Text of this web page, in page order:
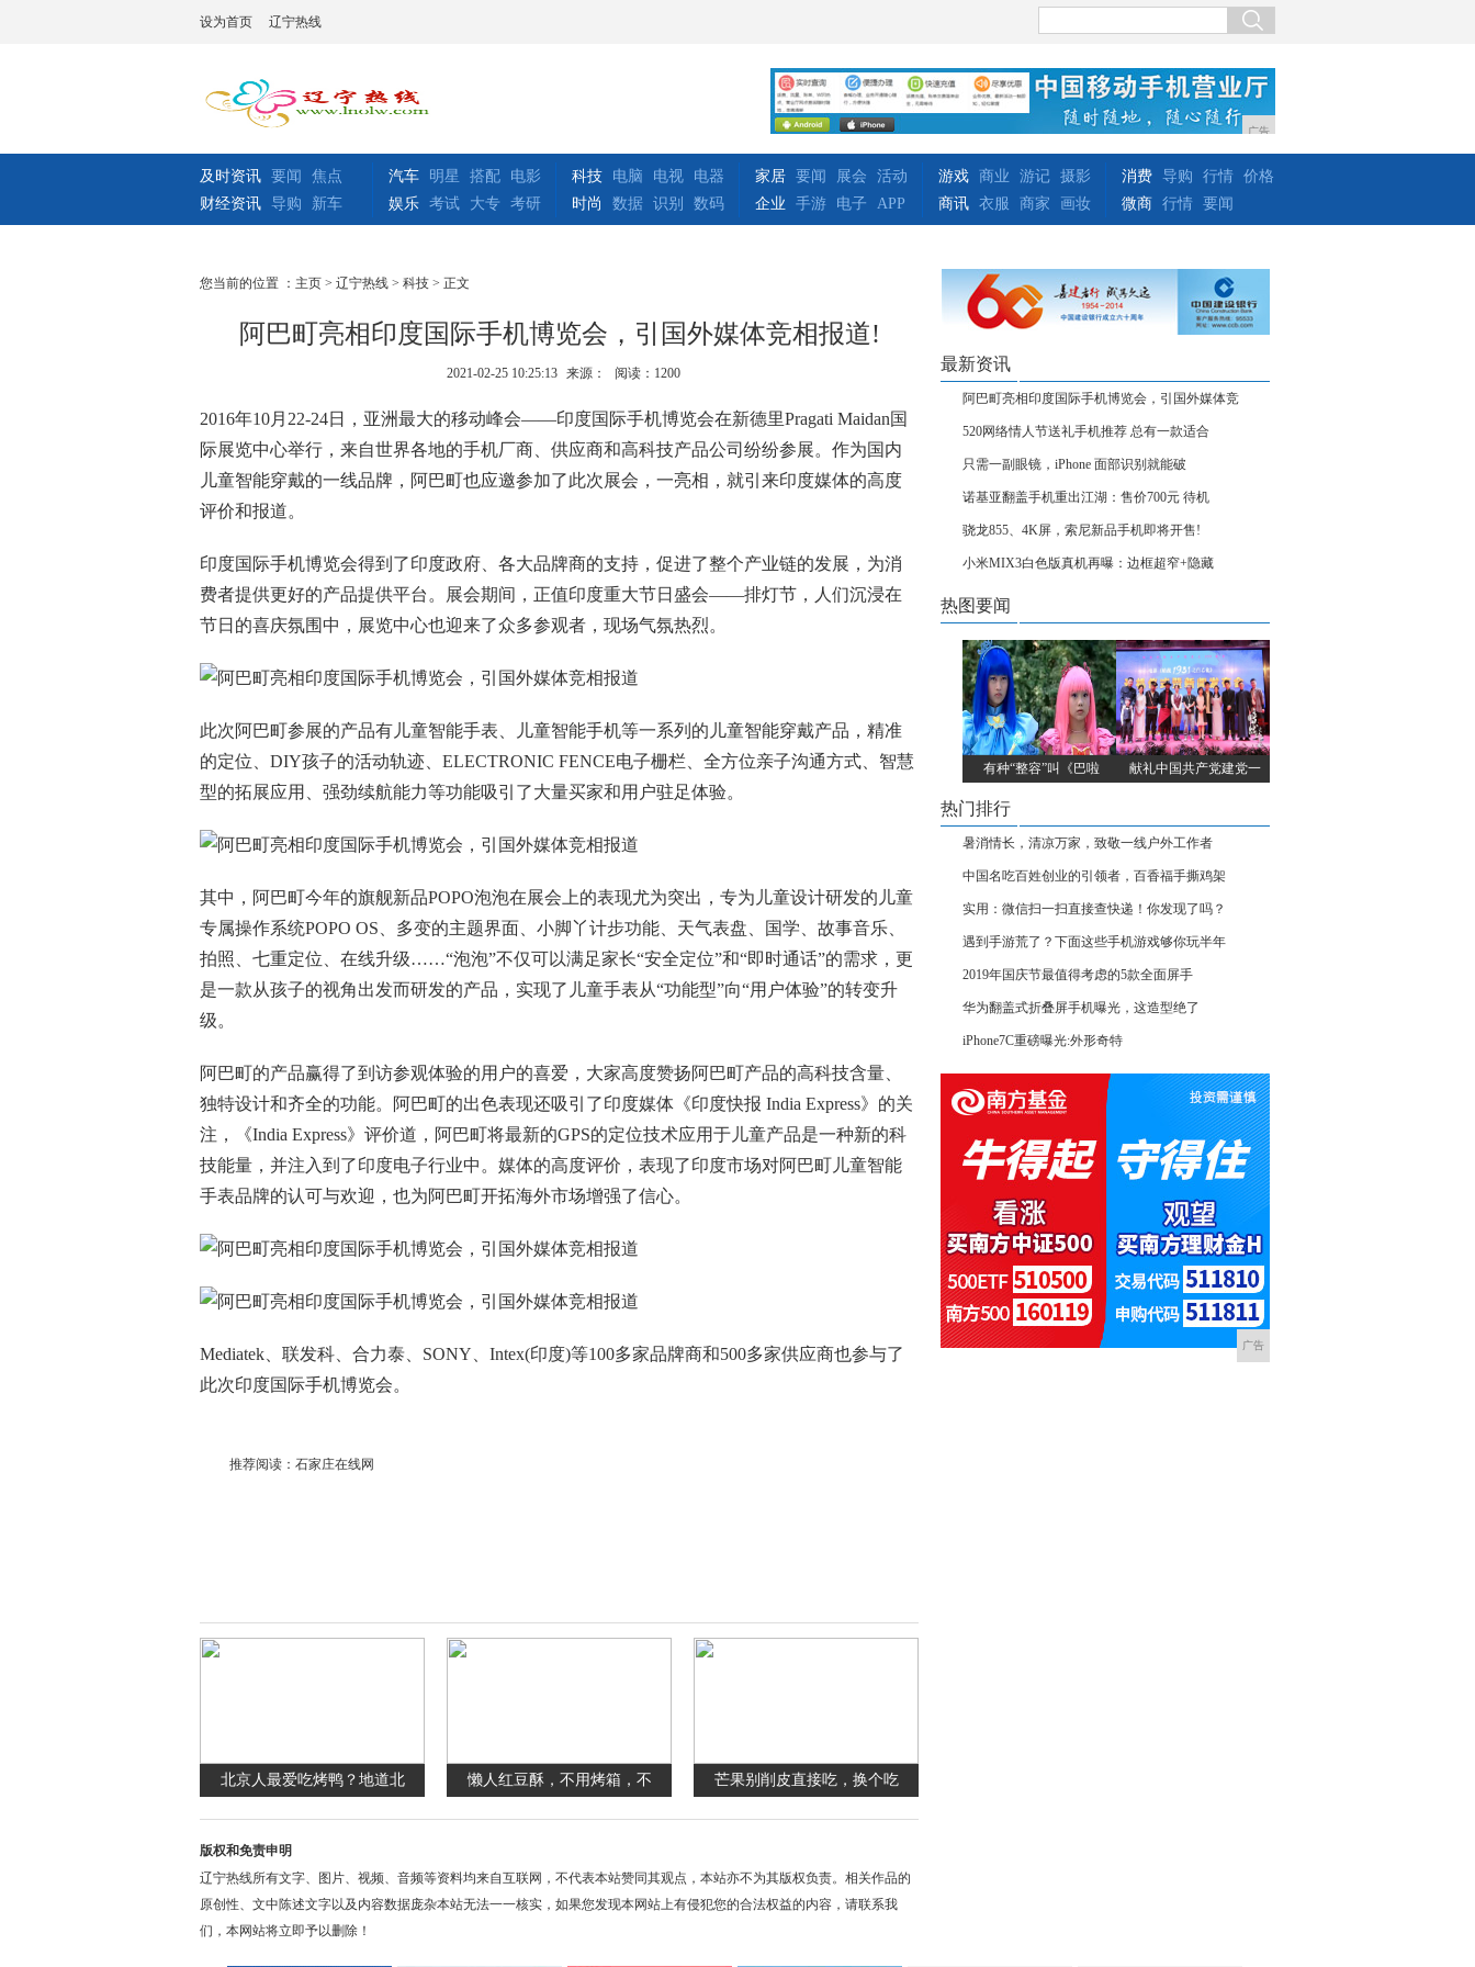
设为首页 辽宁热线
广告
及时资讯 要闻
焦点
财经资讯 导购 新车
汽车 明星 搭配
电影
娱乐 考试 大专 考研
科技 电脑 电视
电器
时尚
数据 识别 数码
家居 要闻 展会
活动
企业
手游 电子 APP
游戏 商业 游记 摄影
商讯 衣服 商家 画妆
消费 导购 行情 价格
微商 行情 要闻
您当前的位置 ： 主页 > 辽宁热线 > 科技 > 正文
阿巴町亮相印度国际手机博览会，引国外媒体竞相报道!
2021-02-25 10:25:13 来源： 阅读：1200
2016年10月22-24日，亚洲最大的移动峰会——印度国际手机博览会在新德里Pragati Maidan国
际展览中心举行，来自世界各地的手机厂商、供应商和高科技产品公司纷纷参展。作为国内
儿童智能穿戴的一线品牌，阿巴町也应邀参加了此次展会，一亮相，就引来印度媒体的高度
评价和报道。
印度国际手机博览会得到了印度政府、各大品牌商的支持，促进了整个产业链的发展，为消
费者提供更好的产品提供平台。展会期间，正值印度重大节日盛会——排灯节，人们沉浸在
节日的喜庆氛围中，展览中心也迎来了众多参观者，现场气氛热烈。
此次阿巴町参展的产品有儿童智能手表、儿童智能手机等一系列的儿童智能穿戴产品，精准
的定位、DIY孩子的活动轨迹、ELECTRONIC FENCE电子栅栏、全方位亲子沟通方式、智慧
型的拓展应用、强劲续航能力等功能吸引了大量买家和用户驻足体验。
其中，阿巴町今年的旗舰新品POPO泡泡在展会上的表现尤为突出，专为儿童设计研发的儿童
专属操作系统POPO OS、多变的主题界面、小脚丫计步功能、天气表盘、国学、故事音乐、
拍照、七重定位、在线升级……“泡泡”不仅可以满足家长“安全定位”和“即时通话”的需求，更
是一款从孩子的视角出发而研发的产品，实现了儿童手表从“功能型”向“用户体验”的转变升
级。
阿巴町的产品赢得了到访参观体验的用户的喜爱，大家高度赞扬阿巴町产品的高科技含量、
独特设计和齐全的功能。阿巴町的出色表现还吸引了印度媒体《印度快报 India Express》的关
注，《India Express》评价道，阿巴町将最新的GPS的定位技术应用于儿童产品是一种新的科
技能量，并注入到了印度电子行业中。媒体的高度评价，表现了印度市场对阿巴町儿童智能
手表品牌的认可与欢迎，也为阿巴町开拓海外市场增强了信心。
Mediatek、联发科、合力泰、SONY、Intex(印度)等100多家品牌商和500多家供应商也参与了
此次印度国际手机博览会。
推荐阅读： 石家庄在线网
北京人最爱吃烤鸭？地道北 懒人红豆酥，不用烤箱，不 芒果别削皮直接吃，换个吃
版权和免责申明
辽宁热线所有文字、图片、视频、音频等资料均来自互联网，不代表本站赞同其观点，本站亦不为其版权负责。相关作品的
原创性、文中陈述文字以及内容数据庞杂本站无法一一核实，如果您发现本网站上有侵犯您的合法权益的内容，请联系我
们，本网站将立即予以删除！
最新资讯
阿巴町亮相印度国际手机博览会，引国外媒体竞
520网络情人节送礼手机推荐 总有一款适合
只需一副眼镜，iPhone 面部识别就能破
诺基亚翻盖手机重出江湖：售价700元 待机
骁龙855、4K屏，索尼新品手机即将开售!
小米MIX3白色版真机再曝：边框超窄+隐藏
热图要闻
有种“整容”叫《巴啦 献礼中国共产党建党一
热门排行
暑消情长，清凉万家，致敬一线户外工作者
中国名吃百姓创业的引领者，百香福手撕鸡架
实用：微信扫一扫直接查快递！你发现了吗？
遇到手游荒了？下面这些手机游戏够你玩半年
2019年国庆节最值得考虑的5款全面屏手
华为翻盖式折叠屏手机曝光，这造型绝了
iPhone7C重磅曝光:外形奇特
广告